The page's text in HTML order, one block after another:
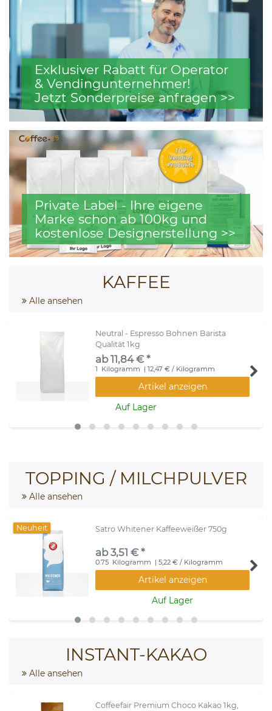
Exklusiver Rabatt für Operator
& Vendingunternehmer!
Jetzt Sonderpreise anfragen >>
Private Label - Ihre eigene
Marke schon ab 100kg und
kostenlose Designerstellung >>
KAFFEE
Alle ansehen
Neutral - Espresso Bohnen Barista
Qualität 1kg
ab 11,84 € *
1 Kilogramm | 12,47 € / Kilogramm
Artikel anzeigen
Auf Lager
TOPPING / MILCHPULVER
Alle ansehen
Neuheit Satro Whitener Kaffeeweißer 750g
ab 3,51 € *
0.75 Kilogramm | 5,22 € / Kilogramm
Artikel anzeigen
Auf Lager
INSTANT-KAKAO
Alle ansehen
Coffeefair Premium Choco Kakao 1kg,